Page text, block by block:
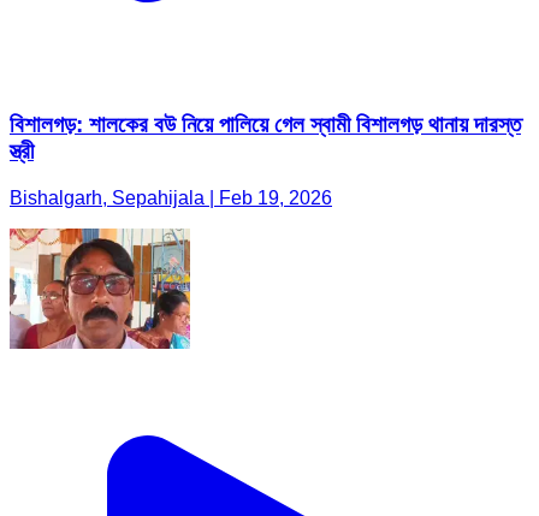
বিশালগড়: শালকের বউ নিয়ে পালিয়ে গেল স্বামী বিশালগড় থানায় দারস্ত
স্ত্রী
Bishalgarh, Sepahijala | Feb 19, 2026